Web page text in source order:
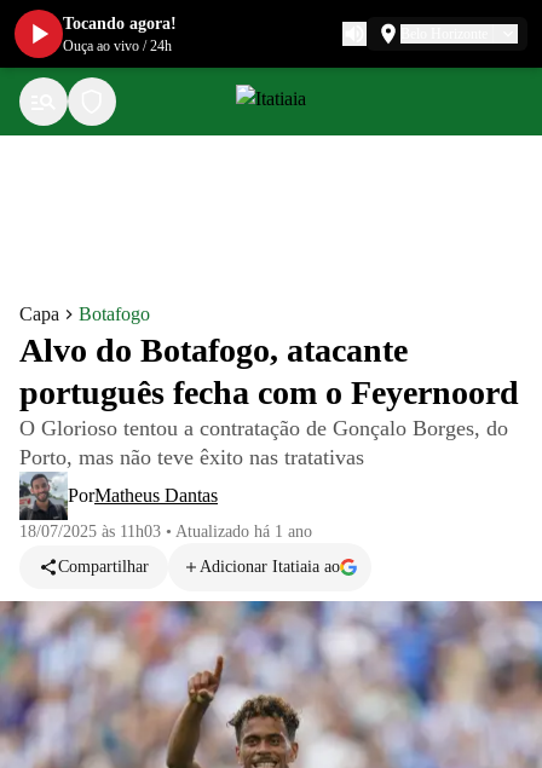
Capa Botafogo
Alvo do Botafogo, atacante
português fecha com o Feyernoord
O Glorioso tentou a contratação de Gonçalo Borges, do
Porto, mas não teve êxito nas tratativas
PorMatheus Dantas
18/07/2025 às 11h03 • Atualizado há 1 ano
Compartilhar
Adicionar Itatiaia ao
Tocando agora!
Ouça ao vivo /24h